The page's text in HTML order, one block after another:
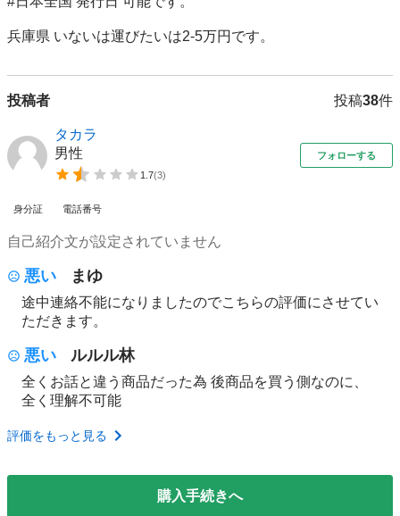
兵庫県 いないは運びたいは2-5万円です。
投稿者 投稿38件
タカラ
男性
1.7(3)
フォローする
身分証 電話番号
自己紹介文が設定されていません
悪い まゆ
途中連絡不能になりましたのでこちらの評価にさせてい
ただきます。
悪い ルルル林
全くお話と違う商品だった為 後商品を買う側なのに、
全く理解不可能
評価をもっと見る
購入手続きへ